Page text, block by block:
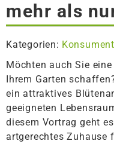
mehr als
Kategorien:
Möchten auch Sie
Ihrem Garten
ein attraktives
geeigneten
diesem Vortrag geht
artgerechtes Zuhause